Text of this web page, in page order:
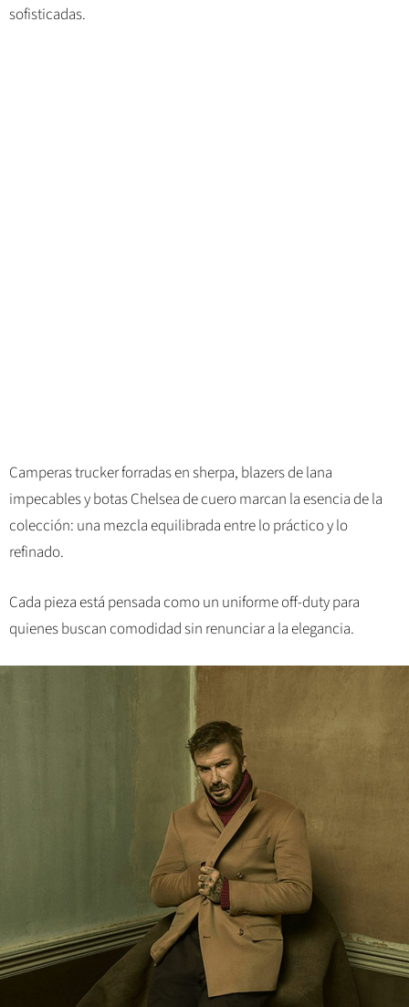
sofisticadas.
Camperas trucker forradas en sherpa, blazers de lana
impecables y botas Chelsea de cuero marcan la esencia de la
colección: una mezcla equilibrada entre lo práctico y lo
refinado.
Cada pieza está pensada como un uniforme off-duty para
quienes buscan comodidad sin renunciar a la elegancia.